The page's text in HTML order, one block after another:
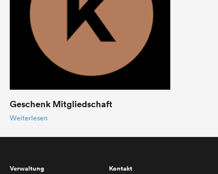
Geschenk Mitgliedschaft
Weiterlesen
Verwaltung Kontakt